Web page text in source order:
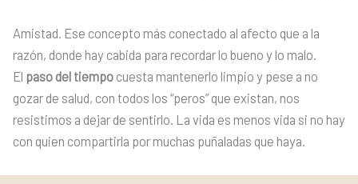
Amistad. Ese concepto más conectado al afecto que a la
razón, donde hay cabida para recordar lo bueno y lo malo.
El paso del tiempo cuesta mantenerlo limpio y pese a no
gozar de salud, con todos los “peros” que existan, nos
resistimos a dejar de sentirlo. La vida es menos vida si no hay
con quien compartirla por muchas puñaladas que haya.